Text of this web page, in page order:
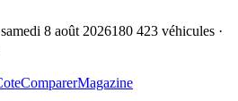
samedi 8 août 2026180 423 véhicules ·
ComparerMagazine